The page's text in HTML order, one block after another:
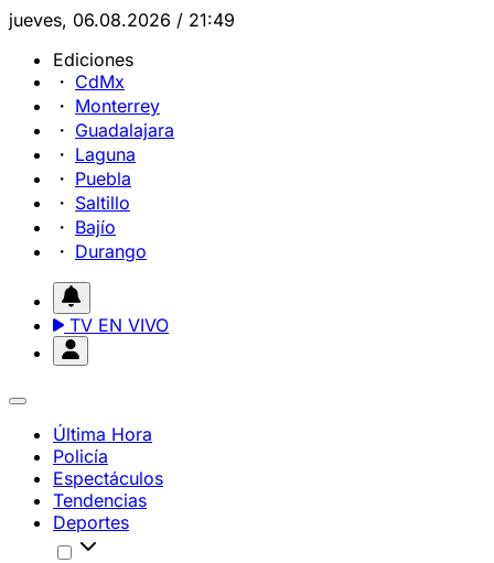
jueves, 06.08.2026 / 21:49
Ediciones
CdMx
Monterrey
Guadalajara
Laguna
Puebla
Saltillo
Bajío
Durango
TV EN VIVO
Última Hora
Policía
Espectáculos
Tendencias
Deportes